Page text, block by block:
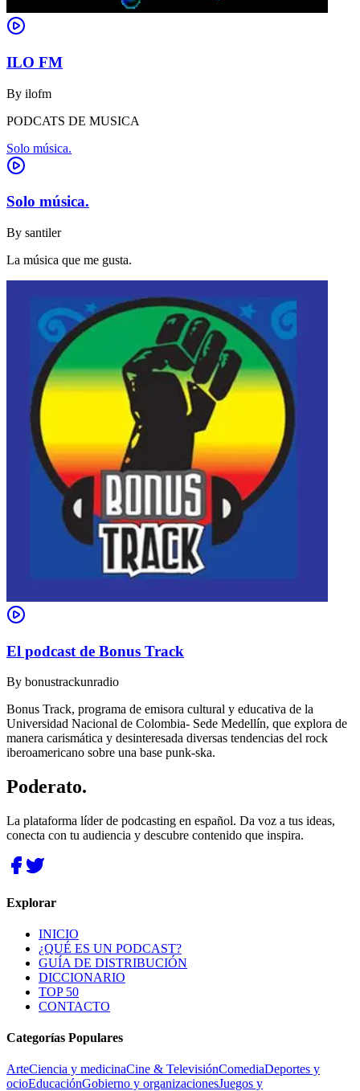
ILO FM
By ilofm
PODCATS DE MUSICA
Solo música.
Solo música.
By santiler
La música que me gusta.
El podcast de Bonus Track
By bonustrackunradio
Bonus Track, programa de emisora cultural y educativa de la
Universidad Nacional de Colombia- Sede Medellín, que explora de
manera carismática y desinteresada diversas tendencias del rock
iberoamericano sobre una base punk-ska.
Poderato.
La plataforma líder de podcasting en español. Da voz a tus ideas,
conecta con tu audiencia y descubre contenido que inspira.
Explorar
INICIO
¿QUÉ ES UN PODCAST?
GUÍA DE DISTRIBUCIÓN
DICCIONARIO
TOP 50
CONTACTO
Categorías Populares
ArteCiencia y medicinaCine & TelevisiónComediaDeportes y
ocioEducaciónGobierno y organizacionesJuegos y